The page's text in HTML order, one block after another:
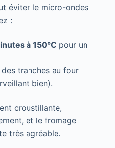
éviter le micro-ondes
:
à 150°C pour un
des tranches au four
bien).
croustillante,
et le fromage
très agréable.